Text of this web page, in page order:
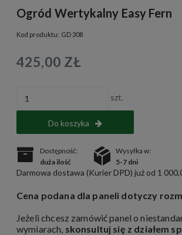
Ogród Wertykalny Easy Fern
Kod produktu: GD 308
425,00 ZŁ
szt.
Do koszyka
Dostępność:
duża ilość
Wysyłka w:
5-7 dni
Darmowa dostawa (Kurier DPD) już od 1
Cena podana dla paneli dotyczy
Jeżeli chcesz zamówić panel o
wymiarach, skonsultuj się z działem